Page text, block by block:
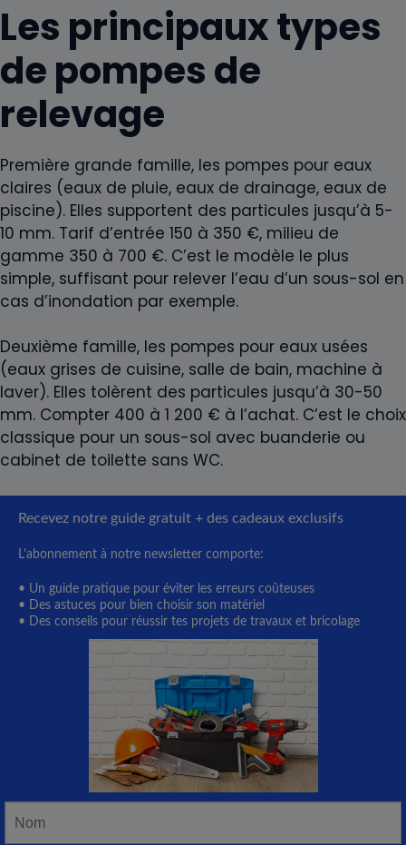
Les principaux types
de pompes de
relevage
Première grande famille, les pompes pour eaux
claires (eaux de pluie, eaux de drainage, eaux de
piscine). Elles supportent des particules jusqu’à 5-
10 mm. Tarif d’entrée 150 à 350 €, milieu de
gamme 350 à 700 €. C’est le modèle le plus
simple, suffisant pour relever l’eau d’un sous-sol en
cas d’inondation par exemple.
Deuxième famille, les pompes pour eaux usées
(eaux grises de cuisine, salle de bain, machine à
laver). Elles tolèrent des particules jusqu’à 30-50
mm. Compter 400 à 1 200 € à l’achat. C’est le choix
classique pour un sous-sol avec buanderie ou
cabinet de toilette sans WC.